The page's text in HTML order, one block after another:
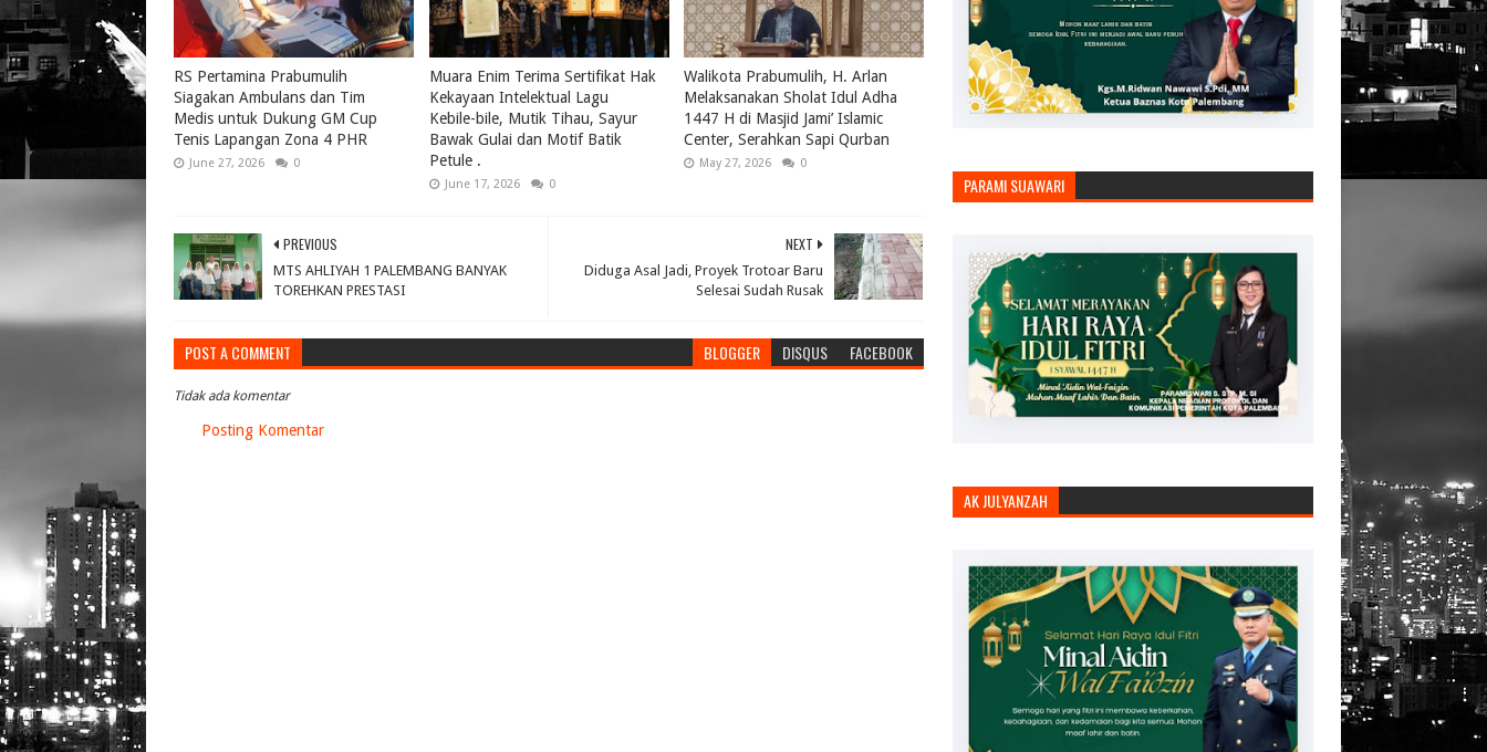
RS Pertamina Prabumulih
Siagakan Ambulans dan Tim
Medis untuk Dukung GM Cup
Tenis Lapangan Zona 4 PHR
June 27, 2026 0
Muara Enim Terima Sertifikat Hak
Kekayaan Intelektual Lagu
Kebile-bile, Mutik Tihau, Sayur
Bawak Gulai dan Motif Batik
Petule .
June 17, 2026 0
Walikota Prabumulih, H. Arlan
Melaksanakan Sholat Idul Adha
1447 H di Masjid Jami’ Islamic
Center, Serahkan Sapi Qurban
May 27, 2026 0
NEXT
Diduga Asal Jadi, Proyek Trotoar Baru
Selesai Sudah Rusak
PREVIOUS
MTS AHLIYAH 1 PALEMBANG BANYAK
TOREHKAN PRESTASI
POST A COMMENT BLOGGER DISQUS FACEBOOK
Tidak ada komentar
Posting Komentar
PARAMI SUAWARI
AK JULYANZAH